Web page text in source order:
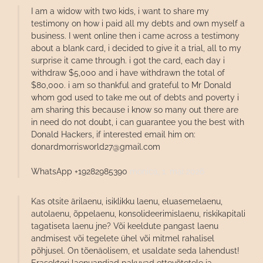
I am a widow with two kids, i want to share my
testimony on how i paid all my debts and own myself a
business. I went online then i came across a testimony
about a blank card, i decided to give it a trial, all to my
surprise it came through. i got the card, each day i
withdraw $5,000 and i have withdrawn the total of
$80,000. i am so thankful and grateful to Mr Donald
whom god used to take me out of debts and poverty i
am sharing this because i know so many out there are
in need do not doubt, i can guarantee you the best with
Donald Hackers, if interested email him on:
donardmorrisworld27@gmail.com
WhatsApp +19282985390
Kas otsite ärilaenu, isiklikku laenu, eluasemelaenu,
autolaenu, õppelaenu, konsolideerimislaenu, riskikapitali
tagatiseta laenu jne? Või keeldute pangast laenu
andmisest või tegelete ühel või mitmel rahalisel
põhjusel. On tõenäolisem, et usaldate seda lahendust!